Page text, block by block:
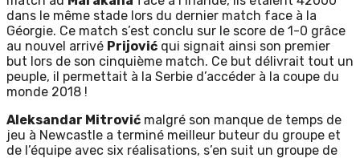
dans le même stade lors du dernier match face à la
Géorgie. Ce match s’est conclu sur le score de 1-0 grâce
au nouvel arrivé Prijović qui signait ainsi son premier
but lors de son cinquième match. Ce but délivrait tout un
peuple, il permettait à la Serbie d’accéder à la coupe du
monde 2018 !
Aleksandar Mitrović malgré son manque de temps de
jeu à Newcastle a terminé meilleur buteur du groupe et
de l’équipe avec six réalisations, s’en suit un groupe de